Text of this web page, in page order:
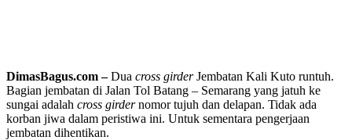
DimasBagus.com –Dua cross girderJembatan Kali Kuto runtuh.
Bagian jembatan di Jalan Tol Batang – Semarang yang jatuh ke
sungai adalah cross girdernomor tujuh dan delapan. Tidak ada
korban jiwa dalam peristiwa ini. Untuk sementara pengerjaan
jembatan dihentikan.